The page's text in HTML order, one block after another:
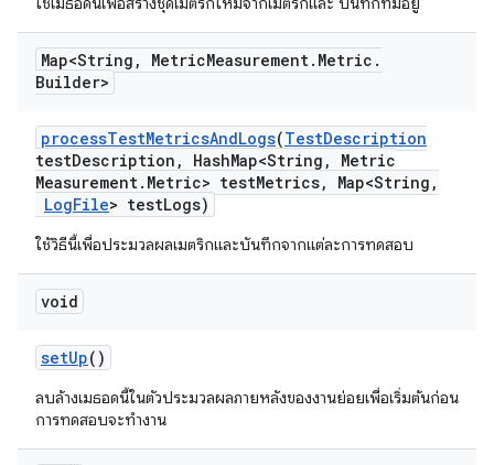
Map<String , MetricMeasurement. Metric .
Builder>
processTestMetricsAndLogs(TestDescription
testDescription , HashMap<String ,
Metric
Measurement. Metric> testMetrics, Map<String ,
LogFile> testLogs)
ใช้วิธีนี้เพื่อประมวลผลเมตริกและบันทึกจากแต่ละการทดสอบ
void
setUp()
ลบล้างเมธอดนี้ในตัวประมวลผลภายหลังของงานย่อยเพื่อเริ่มต้นก่อน
การทดสอบจะทำงาน